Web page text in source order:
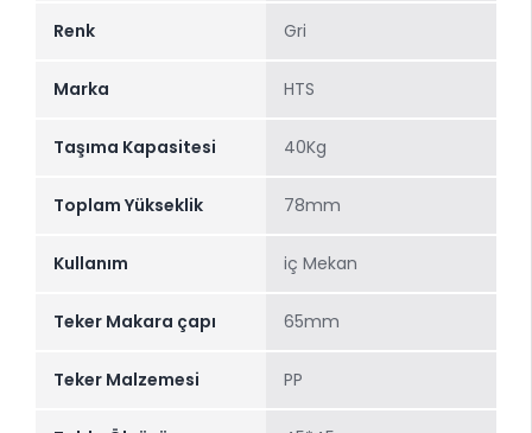
Renk Gri
Marka HTS
Taşıma Kapasitesi 40Kg
Toplam Yükseklik 78mm
Kullanım iç Mekan
Teker Makara çapı 65mm
Teker Malzemesi PP